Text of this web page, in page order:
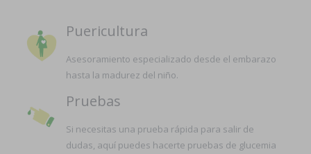
Puericultura
Asesoramiento especializado desde el embarazo
hasta la madurez del niño.
Pruebas
Si necesitas una prueba rápida para salir de
dudas, aquí puedes hacerte pruebas de glucemia